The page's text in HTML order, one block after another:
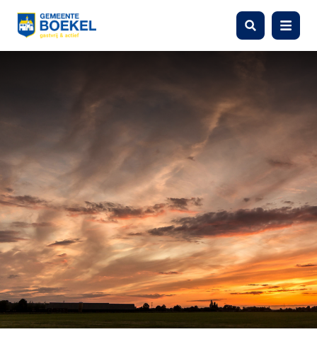
Zoeken Menu